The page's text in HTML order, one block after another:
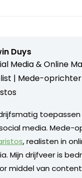
Duys
Media & Online
| Mede-
toepassen
media. Mede-
, realisten in
Mijn drijfveer is
middel van